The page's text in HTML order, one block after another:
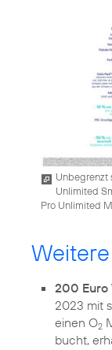
Unbegrenzt
Unlimited
Pro Unlimited
200 Euro
2023 mit
einen O2
bucht,